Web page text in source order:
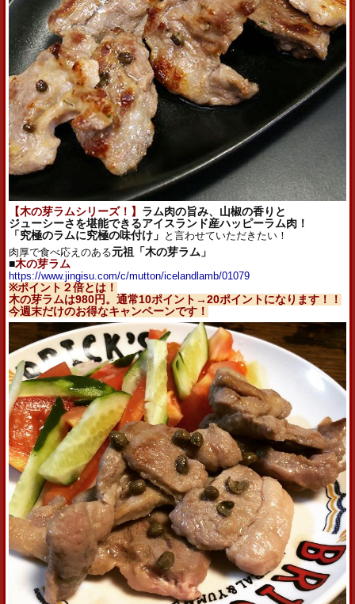
【木の芽ラムシリーズ！】 ラム肉の旨み、山椒の香りと
ジューシーさを堪能できるアイスランド産ハッピーラム肉！
「究極のラムに究極の味付け」 と言わせていただきたい！
肉厚で食べ応えのある元祖「木の芽ラム 」
■木の芽ラム
https://www.jingisu.com/c/mutton/icelandlamb/01079
※ポイント２倍とは！
木の芽ラムは980円。通常10ポイント→20ポイントになります！！
今週末だけのお得なキャンペーンです！